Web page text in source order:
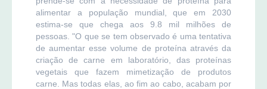
alimentar a população mundial, que em 2030
estima-se que chega aos 9.8 mil milhões de
pessoas. "O que se tem observado é uma tentativa
de aumentar esse volume de proteína através da
criação de carne em laboratório, das proteínas
vegetais que fazem mimetização de produtos
carne. Mas todas elas, ao fim ao cabo, acabam por